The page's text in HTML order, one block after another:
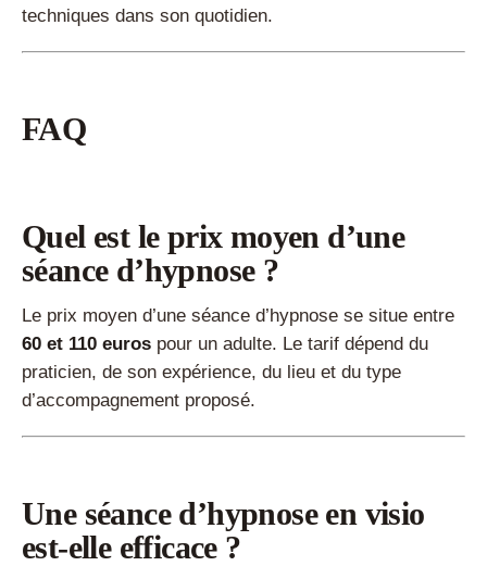
techniques dans son quotidien.
FAQ
Quel est le prix moyen d’une
séance d’hypnose ?
Le prix moyen d’une séance d’hypnose se situe entre
60 et 110 euros pour un adulte. Le tarif dépend du
praticien, de son expérience, du lieu et du type
d’accompagnement proposé.
Une séance d’hypnose en visio
est-elle efficace ?